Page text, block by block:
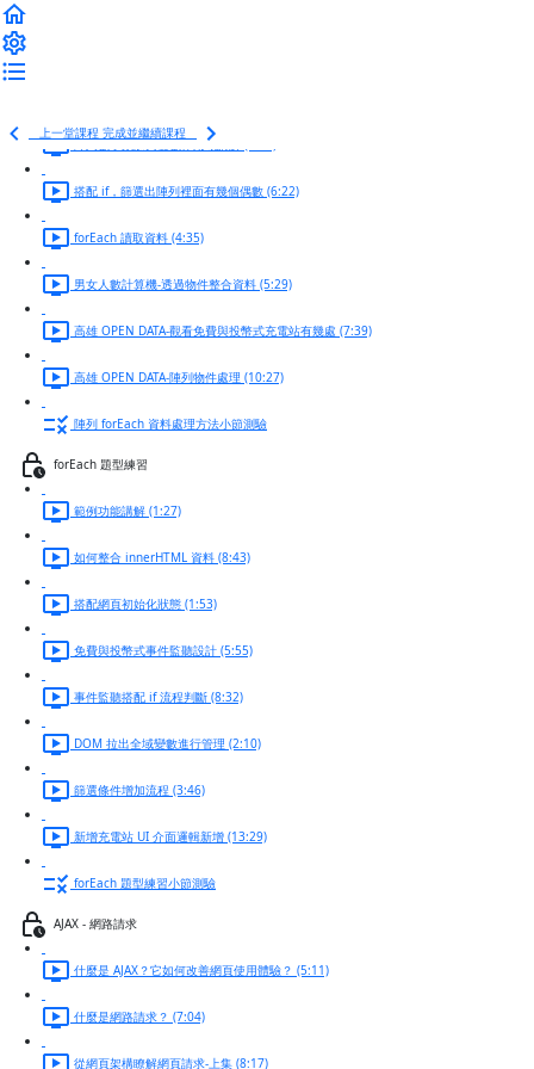
上一堂課程 完成並繼續課程
陣列數字累加與變數作用域講解 (8:00)
搭配 if，篩選出陣列裡面有幾個偶數 (6:22)
forEach 讀取資料 (4:35)
男女人數計算機-透過物件整合資料 (5:29)
高雄 OPEN DATA-觀看免費與投幣式充電站有幾處 (7:39)
高雄 OPEN DATA-陣列物件處理 (10:27)
陣列 forEach 資料處理方法小節測驗
forEach 題型練習
範例功能講解 (1:27)
如何整合 innerHTML 資料 (8:43)
搭配網頁初始化狀態 (1:53)
免費與投幣式事件監聽設計 (5:55)
事件監聽搭配 if 流程判斷 (8:32)
DOM 拉出全域變數進行管理 (2:10)
篩選條件增加流程 (3:46)
新增充電站 UI 介面邏輯新增 (13:29)
forEach 題型練習小節測驗
AJAX - 網路請求
什麼是 AJAX？它如何改善網頁使用體驗？ (5:11)
什麼是網路請求？ (7:04)
從網頁架構瞭解網頁請求-上集 (8:17)